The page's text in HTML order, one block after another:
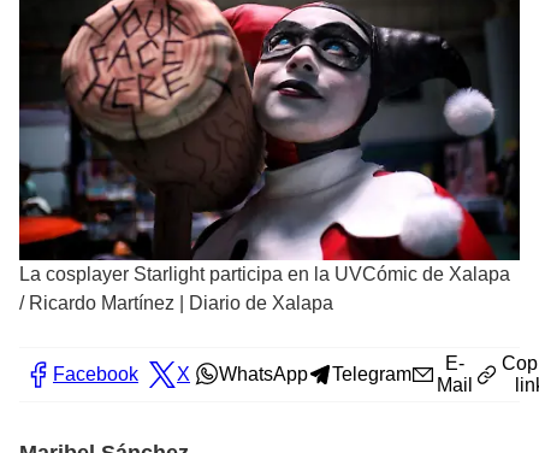
La cosplayer Starlight participa en la UVCómic de Xalapa
/ Ricardo Martínez | Diario de Xalapa
Facebook X WhatsApp Telegram
E-
Mail